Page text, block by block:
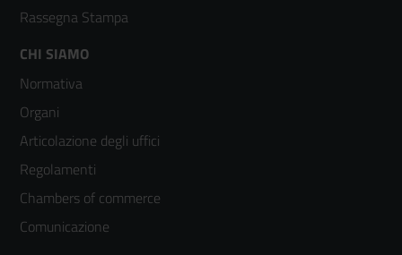
Rassegna Stampa
Footer
menù
colonna
3
CHI SIAMO
Normativa
Organi
Articolazione degli uffici
Regolamenti
Chambers of commerce
Comunicazione